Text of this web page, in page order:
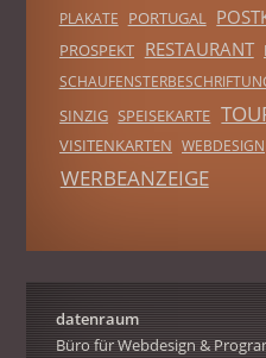
PLAKATE PORTUGAL
PROSPEKT RESTAURANT
SINZIG SPEISEKARTE
VISITENKARTEN WEBDESIGN
WERBEANZEIGE
datenraum
Büro für Webdesign &